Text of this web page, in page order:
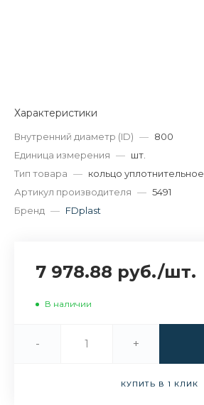
Характеристики
Внутренний диаметр (ID) — 800
Единица измерения — шт.
Тип товара — кольцо уплотнительное
Артикул производителя — 5491
Бренд — FDplast
7 978.88 руб./шт.
В наличии
- +
КУПИТЬ В 1 КЛИК